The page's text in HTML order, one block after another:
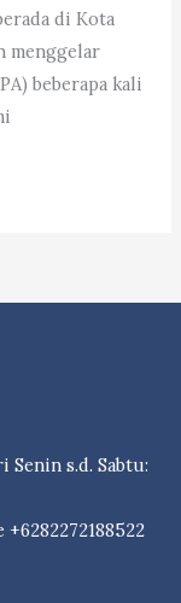
di Kota
menggelar
beberapa kali
Senin s.d. Sabtu: